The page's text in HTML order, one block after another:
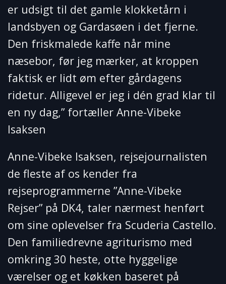
er udsigt til det gamle klokketårn i
landsbyen og Gardasøen i det fjerne.
Den friskmalede kaffe når mine
næsebor, før jeg mærker, at kroppen
faktisk er lidt øm efter gårdagens
ridetur. Alligevel er jeg i dén grad klar til
en ny dag,” fortæller Anne-Vibeke
Isaksen
Anne-Vibeke Isaksen, rejsejournalisten
de fleste af os kender fra
rejseprogrammerne ”Anne-Vibeke
Rejser” på DK4, taler nærmest henført
om sine oplevelser fra Scuderia Castello.
Den familiedrevne agriturismo med
omkring 30 heste, otte hyggelige
værelser og et køkken baseret på